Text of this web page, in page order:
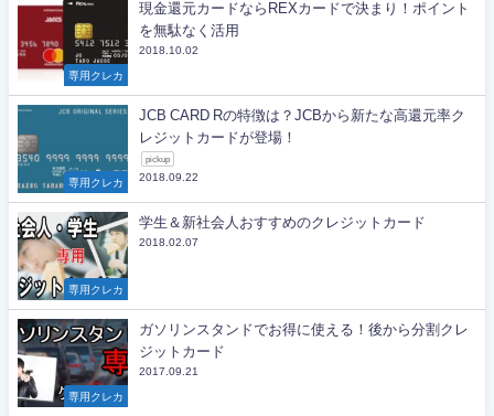
専用クレカ
現金還元カードならREXカードで決まり！ポイント
を無駄なく活用
2018.10.02
専用クレカ
JCB CARD Rの特徴は？JCBから新たな高還元率ク
レジットカードが登場！
pickup
2018.09.22
専用クレカ
学生＆新社会人おすすめのクレジットカード
2018.02.07
専用クレカ
ガソリンスタンドでお得に使える！後から分割クレ
ジットカード
2017.09.21